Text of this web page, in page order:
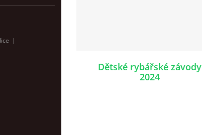
|
Dětské rybářské závody
2024